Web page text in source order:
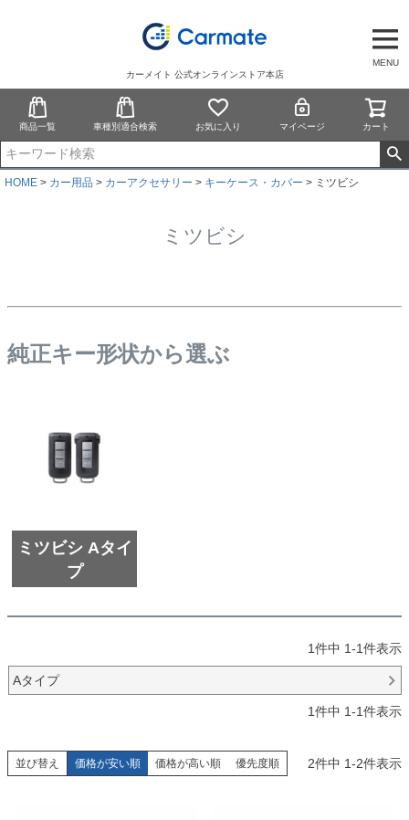
MENU
カーメイト 公式オンラインストア本店
商品一覧 車種別適合検索 お気に入り マイページ カート
HOME カー用品 カーアクセサリー キーケース・カバー ミツビシ
ミツビシ
純正キー形状から選ぶ
ミツビシ Aタイ
プ
1件中 1-1件表示
Aタイプ
1件中 1-1件表示
並び替え 価格が安い順 価格が高い順 優先度順 2件中 1-2件表示